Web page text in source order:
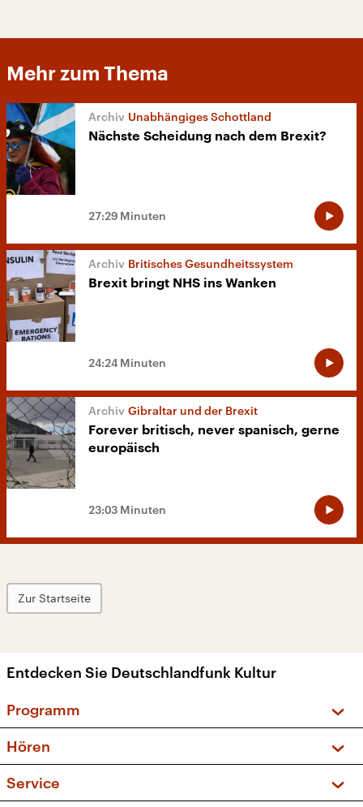
Mehr zum Thema
Unabhängiges Schottland
Nächste Scheidung nach dem Brexit?
27:29 Minuten
Britisches Gesundheitssystem
Brexit bringt NHS ins Wanken
24:24 Minuten
Gibraltar und der Brexit
Forever britisch, never spanisch, gerne
europäisch
23:03 Minuten
Zur Startseite
Entdecken Sie Deutschlandfunk Kultur
Programm
Sendungen und Podcasts
Musikliste
Hören
Frequenzen (UKW + DAB+)
Service